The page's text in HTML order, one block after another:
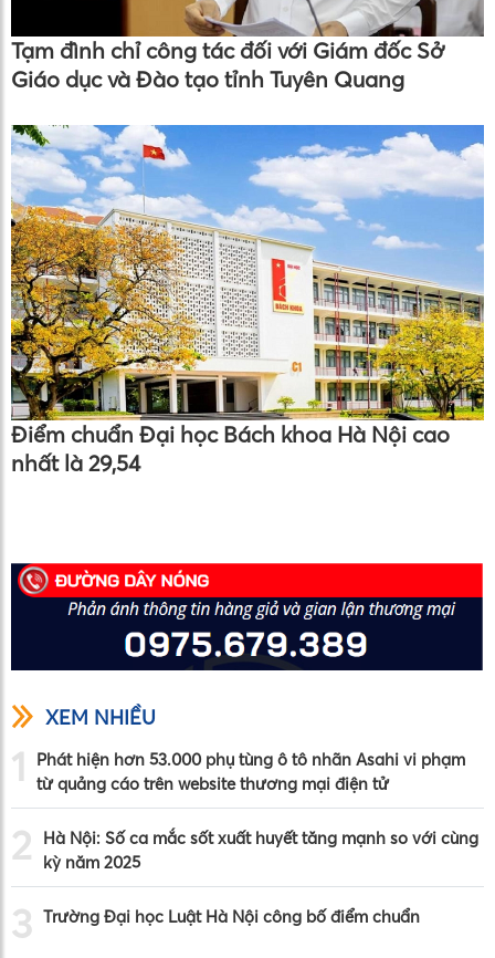
Tạm đình chỉ công tác đối với Giám đốc Sở
Giáo dục và Đào tạo tỉnh Tuyên Quang
Điểm chuẩn Đại học Bách khoa Hà Nội cao
nhất là 29,54
XEM NHIỀU
1
Phát hiện hơn 53.000 phụ tùng ô tô nhãn Asahi vi phạm
từ quảng cáo trên website thương mại điện tử
2
Hà Nội: Số ca mắc sốt xuất huyết tăng mạnh so với cùng
kỳ năm 2025
3 Trường Đại học Luật Hà Nội công bố điểm chuẩn